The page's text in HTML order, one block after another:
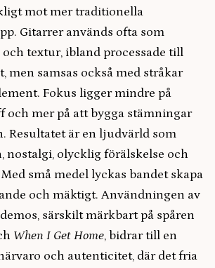
mot mer traditionella
Gitarrer används ofta som
textur, ibland processade till
men samsas också med stråkar
Fokus ligger mindre på
och mer på att bygga stämningar
Resultatet är en ljudvärld som
nostalgi, olycklig förälskelse och
små medel lyckas bandet skapa
och mäktigt. Användningen av
särskilt märkbart på spåren
When I Get Home, bidrar till en
och autenticitet, där det fria